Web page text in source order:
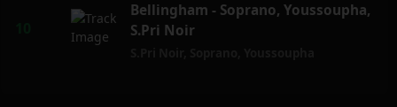
Bellingham - Soprano, Youssoupha,
S.Pri Noir